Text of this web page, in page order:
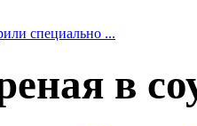
специально ...
в